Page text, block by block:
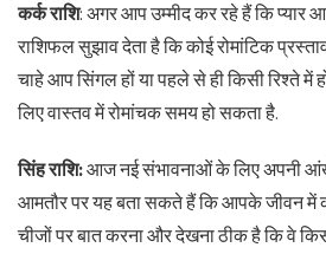
कर्क राशि: अगर आप उम्मीद कर रहे हैं कि
राशिफल सुझाव देता है कि कोई रोमांटिक
चाहे आप सिंगल हों या पहले से ही किसी रिश्ते में
लिए वास्तव में रोमांचक समय हो सकता है.
सिंह राशि:आज नई संभावनाओं के लिए अपनी
आमतौर पर यह बता सकते हैं कि आपके जीवन में
चीजों पर बात करना और देखना ठीक है कि वे